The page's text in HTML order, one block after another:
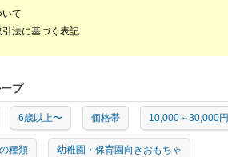
て
引法に基づく表記
プ
6歳以上〜 価格帯 10,000～30,000円
種類 幼稚園・保育園向きおもちゃ